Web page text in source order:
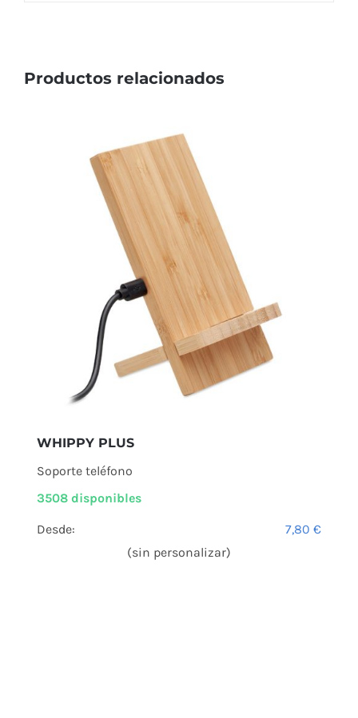
Productos relacionados
WHIPPY PLUS
Soporte teléfono
3508 disponibles
Desde: 7,80€
(sin personalizar)